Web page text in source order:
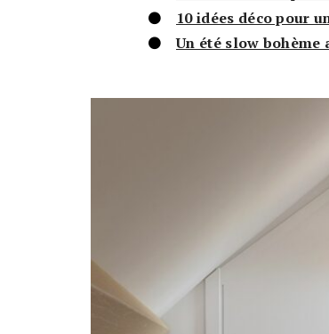
10 idées déco pour
Un été slow bohème